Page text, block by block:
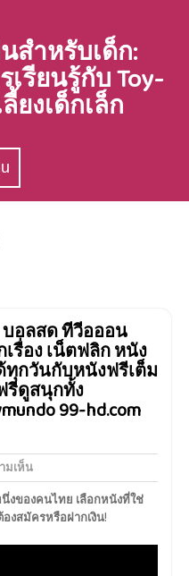
สำหรับเด็ก:
รียนรู้กับ Toy-
ยงเด็กเล็ก
Menu
อลสด ทีวีอออน
รื่อง เน็ตฟลิก หนัง
กวันกับหนังฟรีเต็ม
รีดูสนุกทั้ง
99-hd.com
มเห็น
งของคนไทย เลือกหนังที่ใช่
งสมัครหรือฝากเงิน!